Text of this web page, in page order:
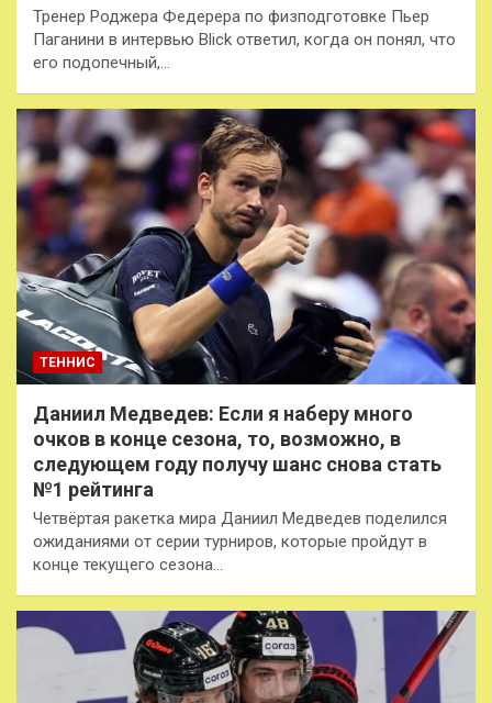
Тренер Роджера Федерера по физподготовке Пьер
Паганини в интервью Blick ответил, когда он понял, что
его подопечный,…
ТЕННИС
Даниил Медведев: Если я наберу много
очков в конце сезона, то, возможно, в
следующем году получу шанс снова стать
№1 рейтинга
Четвёртая ракетка мира Даниил Медведев поделился
ожиданиями от серии турниров, которые пройдут в
конце текущего сезона…